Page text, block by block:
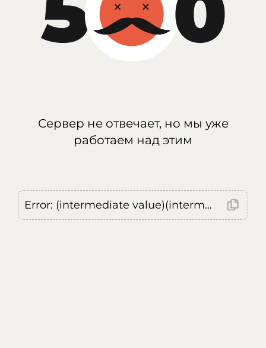
Сервер не отвечает, но мы уже
работаем над этим
Error: (intermediate value)(intermediate value)(intermediate value).replaceAll is not a function